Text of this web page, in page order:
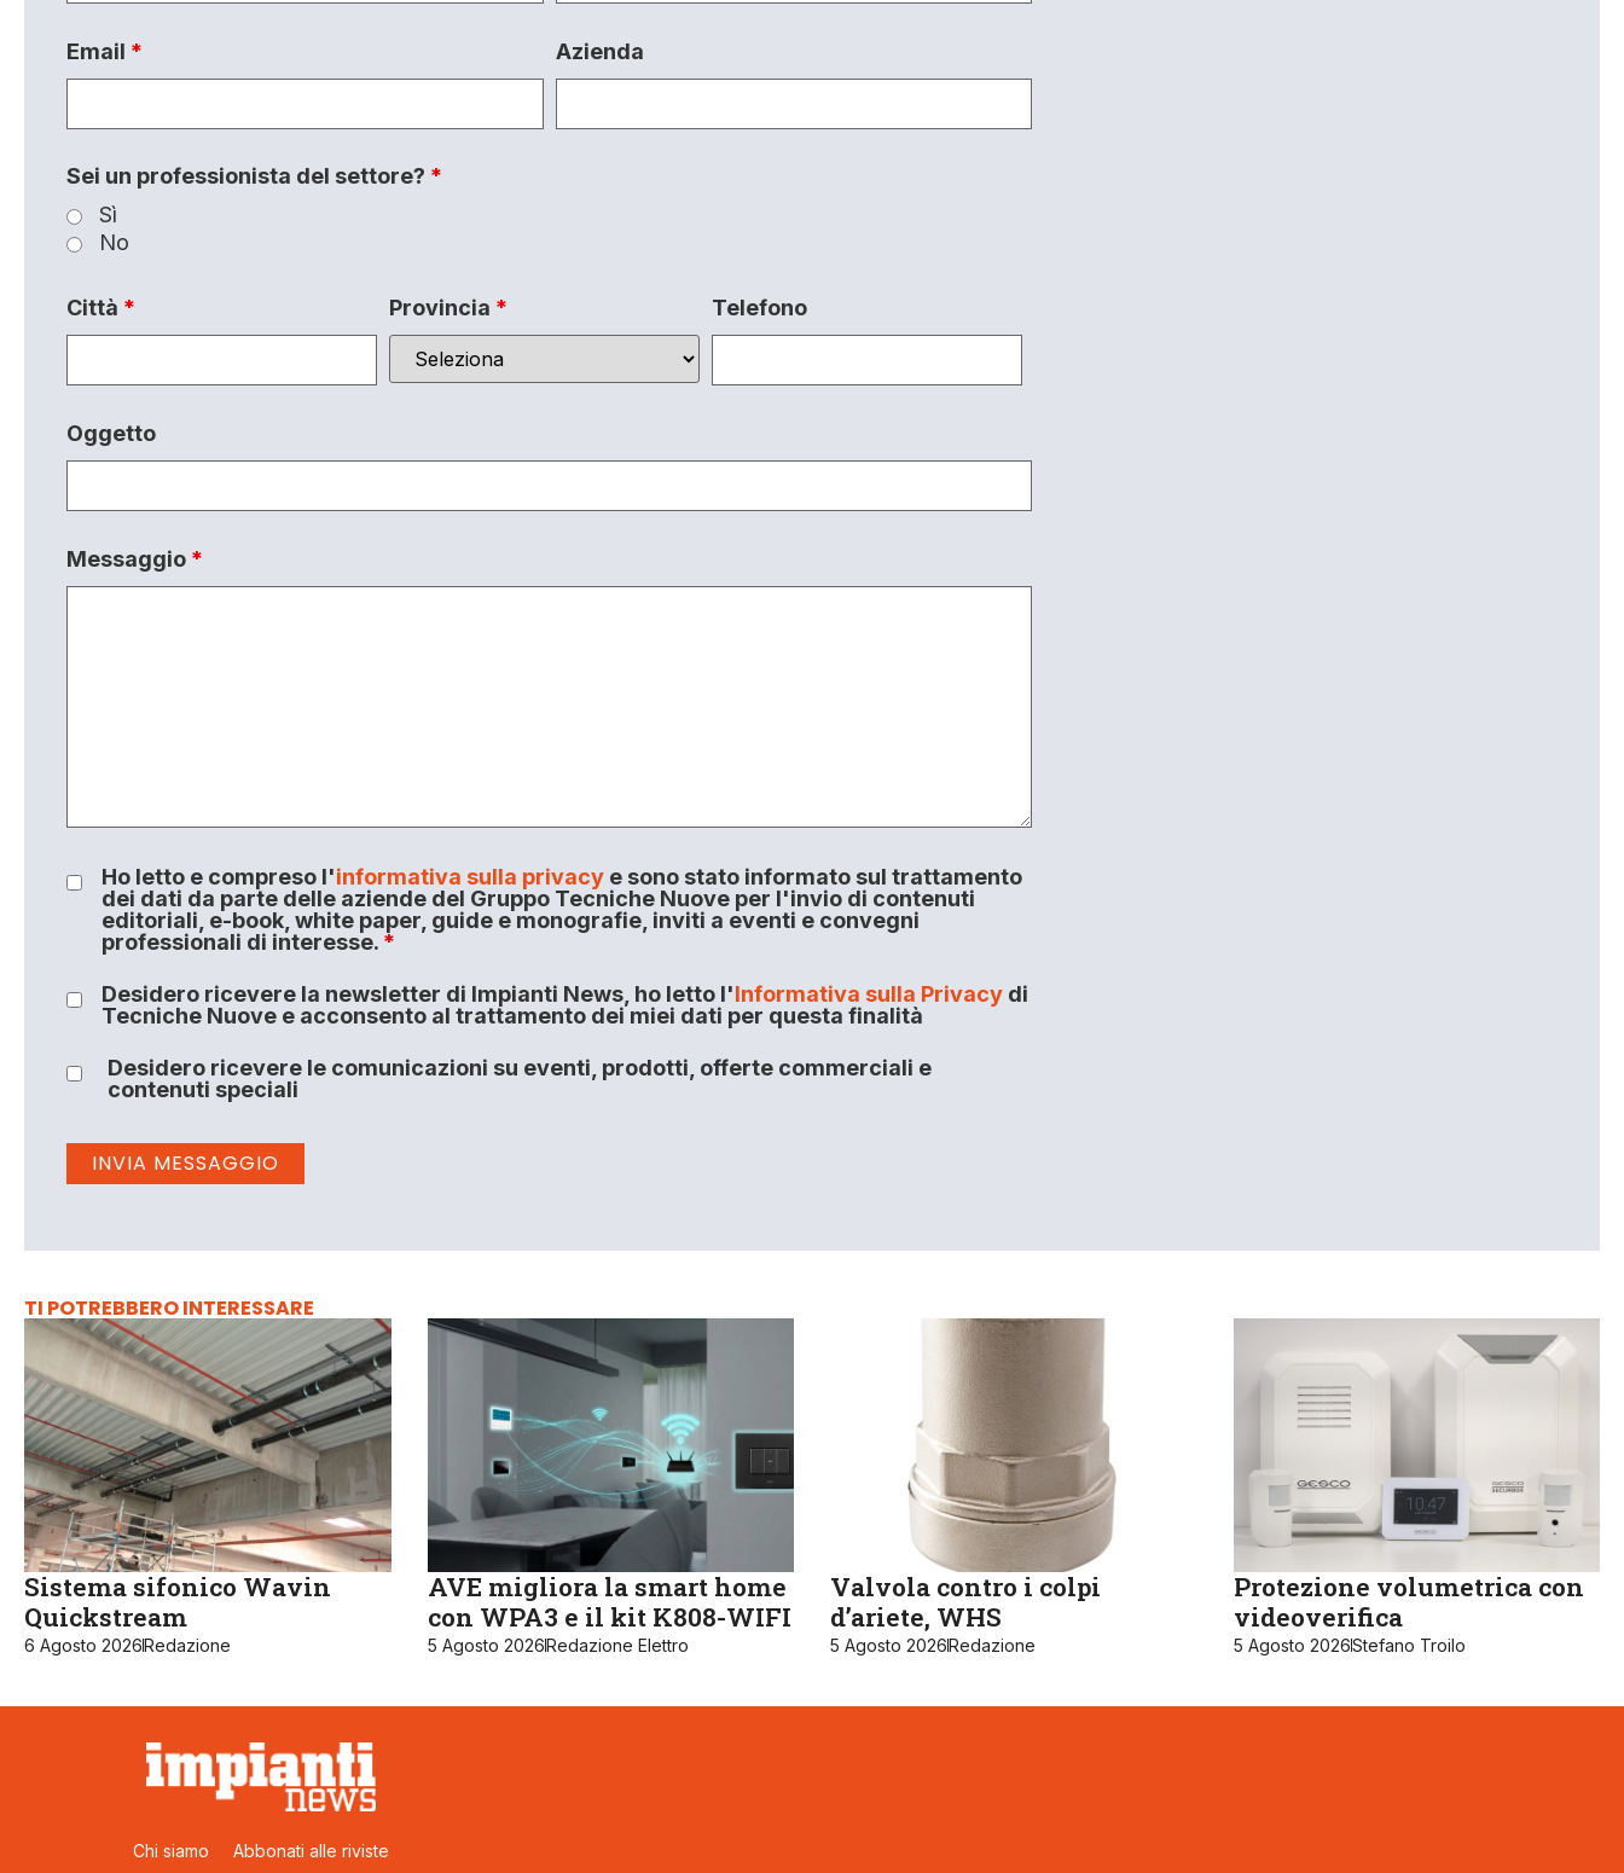
Email * Azienda
Sei un professionista del settore? *
Sì
No
Città * Provincia * Telefono
Oggetto
Messaggio *
Ho letto e compreso l'informativa sulla privacye sono stato informato sul trattamento
dei dati da parte delle aziende del Gruppo Tecniche Nuove per l'invio di contenuti
editoriali, e-book, white paper, guide e monografie, inviti a eventi e convegni
professionali di interesse. *
Desidero ricevere la newsletter di Impianti News, ho letto l'Informativa sulla Privacydi
Tecniche Nuove e acconsento al trattamento dei miei dati per questa finalità
Desidero ricevere le comunicazioni su eventi, prodotti, offerte commerciali e
contenuti speciali
TI POTREBBERO INTERESSARE
Sistema sifonico Wavin
Quickstream
6 Agosto 2026Redazione
AVE migliora la smart home
con WPA3 e il kit K808-WIFI
5 Agosto 2026Redazione Elettro
Valvola contro i colpi
d’ariete, WHS
5 Agosto 2026Redazione
Protezione volumetrica con
videoverifica
5 Agosto 2026Stefano Troilo
Chi siamo Abbonati alle riviste